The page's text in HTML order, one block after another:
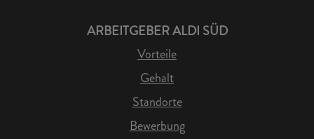
ARBEITGEBER ALDI SÜD
Vorteile
Gehalt
Standorte
Bewerbung